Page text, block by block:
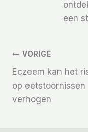
een
Bericht
Navigatie
VORIGE
Eczeem kan het
op eetstoornissen
verhogen